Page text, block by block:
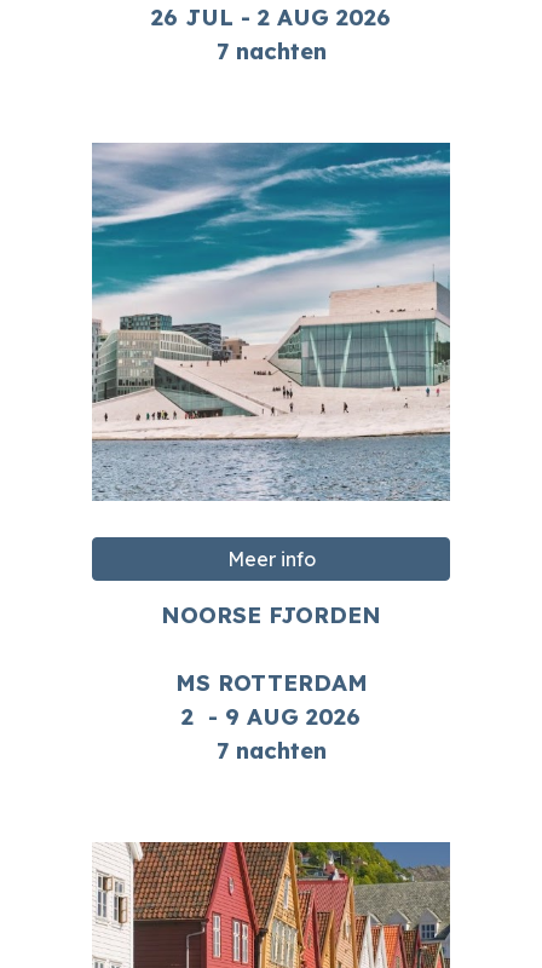
26 JUL - 2 AUG 2026
7 nachten
Meer info
NOORSE FJORDEN
MS ROTTERDAM
2 - 9 AUG 2026
7 nachten